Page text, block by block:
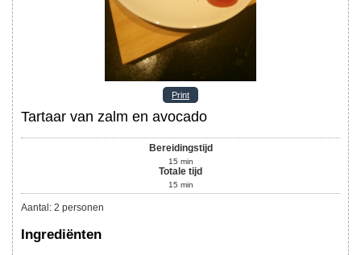
Print
Tartaar van zalm en avocado
Bereidingstijd
15 min
Totale tijd
15 min
Aantal : 2 personen
Ingrediënten